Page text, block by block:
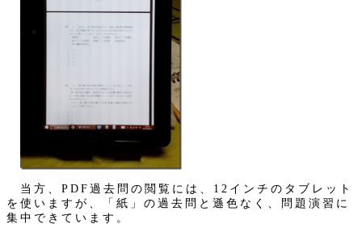
当方、PDF過去問の閲覧には、12インチのタブレット
を使いますが、「紙」の過去問と遜色なく、問題演習に
集中できています。